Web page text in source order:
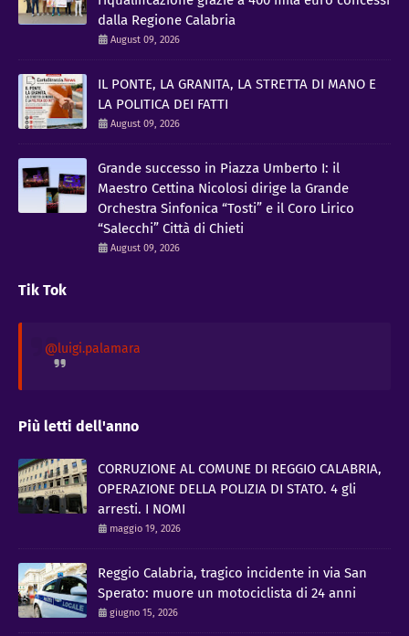
dalla Regione Calabria
August 09, 2026
IL PONTE, LA GRANITA, LA STRETTA DI MANO E
LA POLITICA DEI FATTI
August 09, 2026
Grande successo in Piazza Umberto I: il
Maestro Cettina Nicolosi dirige la Grande
Orchestra Sinfonica “Tosti” e il Coro Lirico
“Salecchi” Città di Chieti
August 09, 2026
Tik Tok
@luigi.palamara
Più letti dell'anno
CORRUZIONE AL COMUNE DI REGGIO CALABRIA,
OPERAZIONE DELLA POLIZIA DI STATO. 4 gli
arresti. I NOMI
maggio 19, 2026
Reggio Calabria, tragico incidente in via San
Sperato: muore un motociclista di 24 anni
giugno 15, 2026